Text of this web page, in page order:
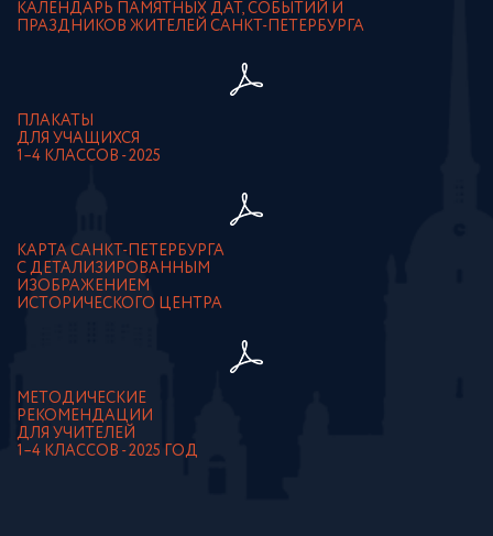
КАЛЕНДАРЬ ПАМЯТНЫХ ДАТ, СОБЫТИЙ И
ПРАЗДНИКОВ ЖИТЕЛЕЙ САНКТ-ПЕТЕРБУРГА
ПЛАКАТЫ
ДЛЯ УЧАЩИХСЯ
1–4 КЛАССОВ - 2025
КАРТА САНКТ-ПЕТЕРБУРГА
С ДЕТАЛИЗИРОВАННЫМ
ИЗОБРАЖЕНИЕМ
ИСТОРИЧЕСКОГО ЦЕНТРА
МЕТОДИЧЕСКИЕ
РЕКОМЕНДАЦИИ
ДЛЯ УЧИТЕЛЕЙ
1–4 КЛАССОВ - 2025 ГОД